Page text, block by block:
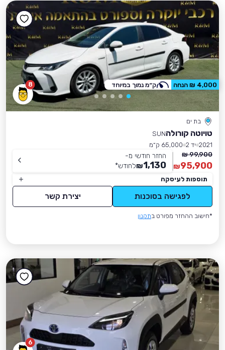
8
בת ים
טויוטה קורולהSUN
2021 יד 2
65,000 ק״מ
99,900 ₪
95,900
₪
החזר חודשי מ-
1,130
₪לחודש*
תוספות לעיסקה
לפגישה בסוכנות יצירת קשר
*חישוב ההחזר מפורט בתקנון
4,000 ₪ הנחה ק״מ נמוך במיוחד
6